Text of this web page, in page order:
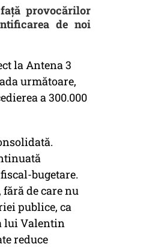
provocărilor
de noi
la Antena 3
următoare,
a 300.000
bugetare.
de care nu
publice, ca
lui Valentin
reduce